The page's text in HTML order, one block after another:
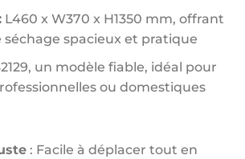
L460 x W370 x H1350 mm, offrant
séchage spacieux et pratique
un modèle fiable, idéal pour
ou domestiques
: Facile à déplacer tout en